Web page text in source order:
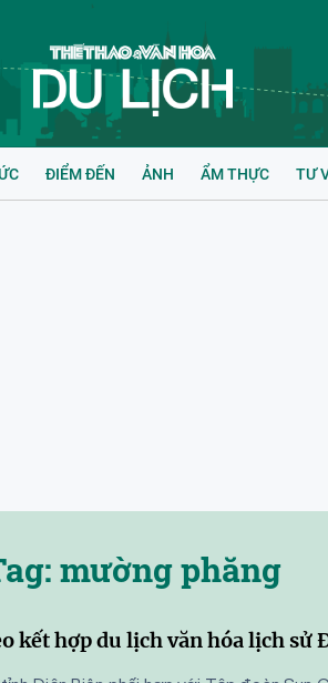
ĐIỂM ĐẾN ẢNH ẨM THỰC TƯ
mường phăng
kết hợp du lịch văn hóa lịch sử